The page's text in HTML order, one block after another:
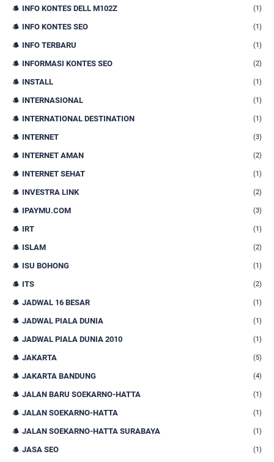
INFO KONTES DELL M102Z (1)
INFO KONTES SEO (1)
INFO TERBARU (1)
INFORMASI KONTES SEO (2)
INSTALL (1)
INTERNASIONAL (1)
INTERNATIONAL DESTINATION (1)
INTERNET (3)
INTERNET AMAN (2)
INTERNET SEHAT (1)
INVESTRA LINK (2)
IPAYMU.COM (3)
IRT (1)
ISLAM (2)
ISU BOHONG (1)
ITS (2)
JADWAL 16 BESAR (1)
JADWAL PIALA DUNIA (1)
JADWAL PIALA DUNIA 2010 (1)
JAKARTA (5)
JAKARTA BANDUNG (4)
JALAN BARU SOEKARNO-HATTA (1)
JALAN SOEKARNO-HATTA (1)
JALAN SOEKARNO-HATTA SURABAYA (1)
JASA SEO (1)